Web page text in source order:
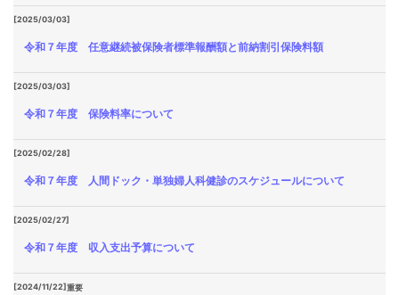
[2025/03/03]
令和７年度 任意継続被保険者標準報酬額と前納割引保険料額
[2025/03/03]
令和７年度 保険料率について
[2025/02/28]
令和７年度 人間ドック・単独婦人科健診のスケジュールについて
[2025/02/27]
令和７年度 収入支出予算について
[2024/11/22]重要